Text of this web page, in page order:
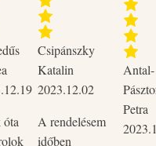
óta
Csipánszky
Katalin
2023.12.02
A rendelésem
időben
Antal-
Petra